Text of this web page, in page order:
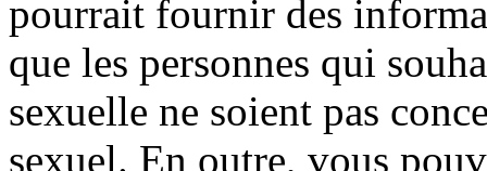
pourrait fournir des
que les personnes qui
sexuelle ne soient pas
sexuel. En outre, vous